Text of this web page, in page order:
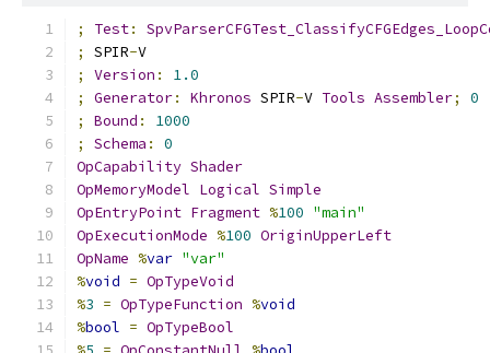
; Test:
;
SPIR-V
;
Version :
1.0
;
Generator: Khronos SPIR-V Tools Assembler;
0
;
Bound :
1000
;
Schema :
0
OpCapability Shader
OpMemoryModel Logical Simple
OpEntryPoint Fragment %100 "main"
OpExecutionMode %100 OriginUpperLeft
OpName %var "var"
%void = OpTypeVoid
%3 = OpTypeFunction %void
%bool = OpTypeBool